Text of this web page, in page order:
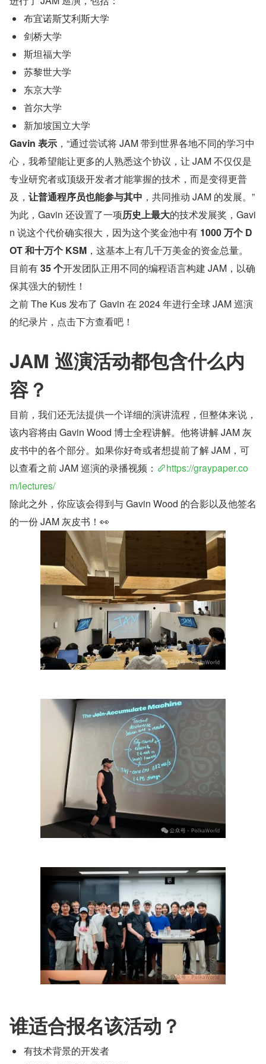
布宜诺斯艾利斯大学
剑桥大学
斯坦福大学
苏黎世大学
东京大学
首尔大学
新加坡国立大学
Gavin 表示 ，“通过尝试将 JAM 带到世界各地不同的学习中
心，我希望能让更多的人熟悉这个协议，让 JAM 不仅仅是
专业研究者或顶级开发者才能掌握的技术，而是变得更普
及， 让普通程序员也能参与其中 ，共同推动 JAM 的发展。”
为此，Gavin 还设置了一项历史上最大的技术发展奖，Gavi
n 说这个代价确实很大，因为这个奖金池中有 1000 万个 D
OT 和十万个 KSM ，这基本上有几千万美金的资金总量。
目前有 35 个开发团队正用不同的编程语言构建 JAM，以确
保其强大的韧性！
之前 The Kus 发布了 Gavin 在 2024 年进行全球 JAM 巡演
的纪录片，点击下方查看吧！
JAM 巡演活动都包含什么内
容？
目前，我们还无法提供一个详细的演讲流程，但整体来说，
该内容将由 Gavin Wood 博士全程讲解。他将讲解 JAM 灰
皮书中的各个部分。如果你好奇或者想提前了解 JAM，可
以查看之前 JAM 巡演的录播视频：
https://graypaper.co
m/lectures/
除此之外，你应该会得到与 Gavin Wood 的合影以及他签名
的一份 JAM 灰皮书！👀
谁适合报名该活动？
有技术背景的开发者